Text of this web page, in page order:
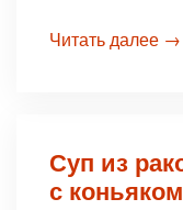
Читать далее →
Суп из
с коньяком